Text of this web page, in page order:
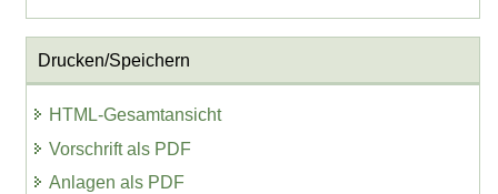
Drucken/Speichern
HTML-Gesamtansicht
Vorschrift als PDF
Anlagen als PDF